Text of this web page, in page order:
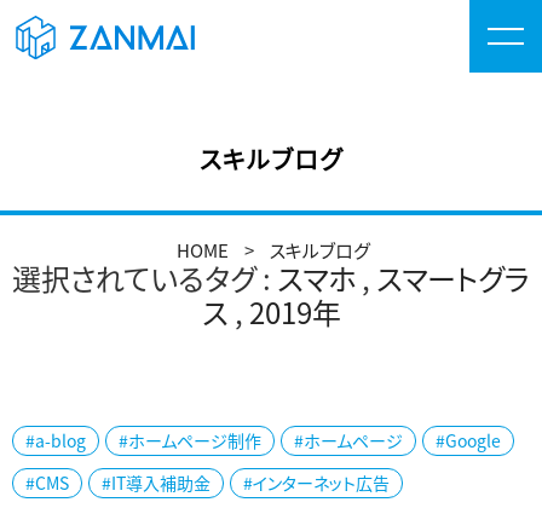
スキルブログ
HOME スキルブログ
選択されているタグ : スマホ , スマートグラ
ス , 2019年
#a-blog #ホームページ制作 #ホームページ
#Google
#CMS
#IT導入補助金
#インターネット広告